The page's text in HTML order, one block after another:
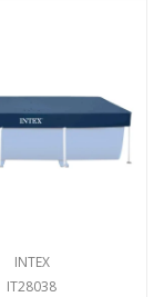
INTEX
IT28038